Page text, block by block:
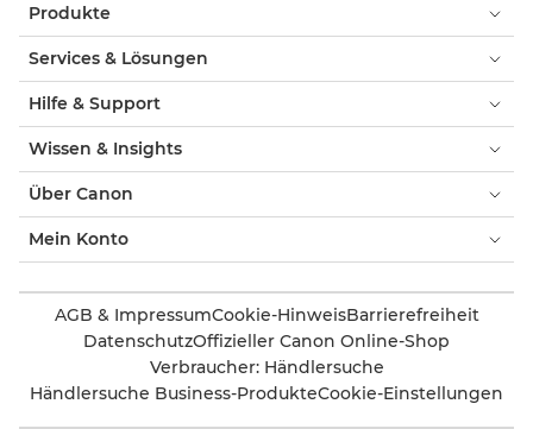
Produkte
Services & Lösungen
Hilfe & Support
Wissen & Insights
Über Canon
Mein Konto
AGB & ImpressumCookie-HinweisBarrierefreiheit
DatenschutzOffizieller Canon Online-Shop
Verbraucher: Händlersuche
Händlersuche Business-ProdukteCookie-Einstellungen